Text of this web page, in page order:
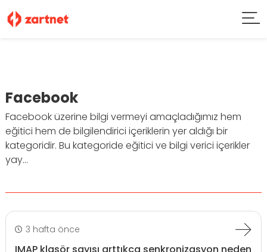
Facebook
Facebook üzerine bilgi vermeyi amaçladığımız hem
eğitici hem de bilgilendirici içeriklerin yer aldığı bir
kategoridir. Bu kategoride eğitici ve bilgi verici içerikler
yay...
3 hafta önce